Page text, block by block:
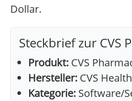
Dollar.
Steckbrief zur CVS
Produkt: CVS
Hersteller: CVS
Kategorie: Software/